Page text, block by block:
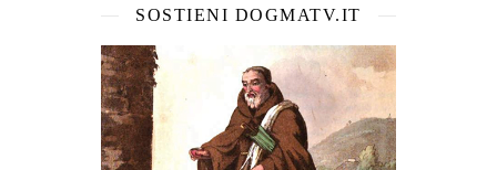
SOSTIENI DOGMATV.IT